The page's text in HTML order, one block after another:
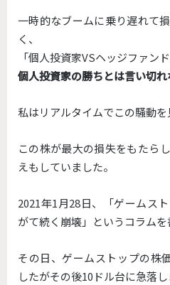
一時的なブームに乗り遅れて
く、
「個人投資家VSヘッジファン
個人投資家の勝ちとは言い切
私はリアルタイムでこの騒動を
この株が最大の損失をもたらし
えもしていました。
2021年1月28日、「ゲームス
がて続く崩壊」というコラムを
その日、ゲームストップの株
したがその後10ドル台に急落し